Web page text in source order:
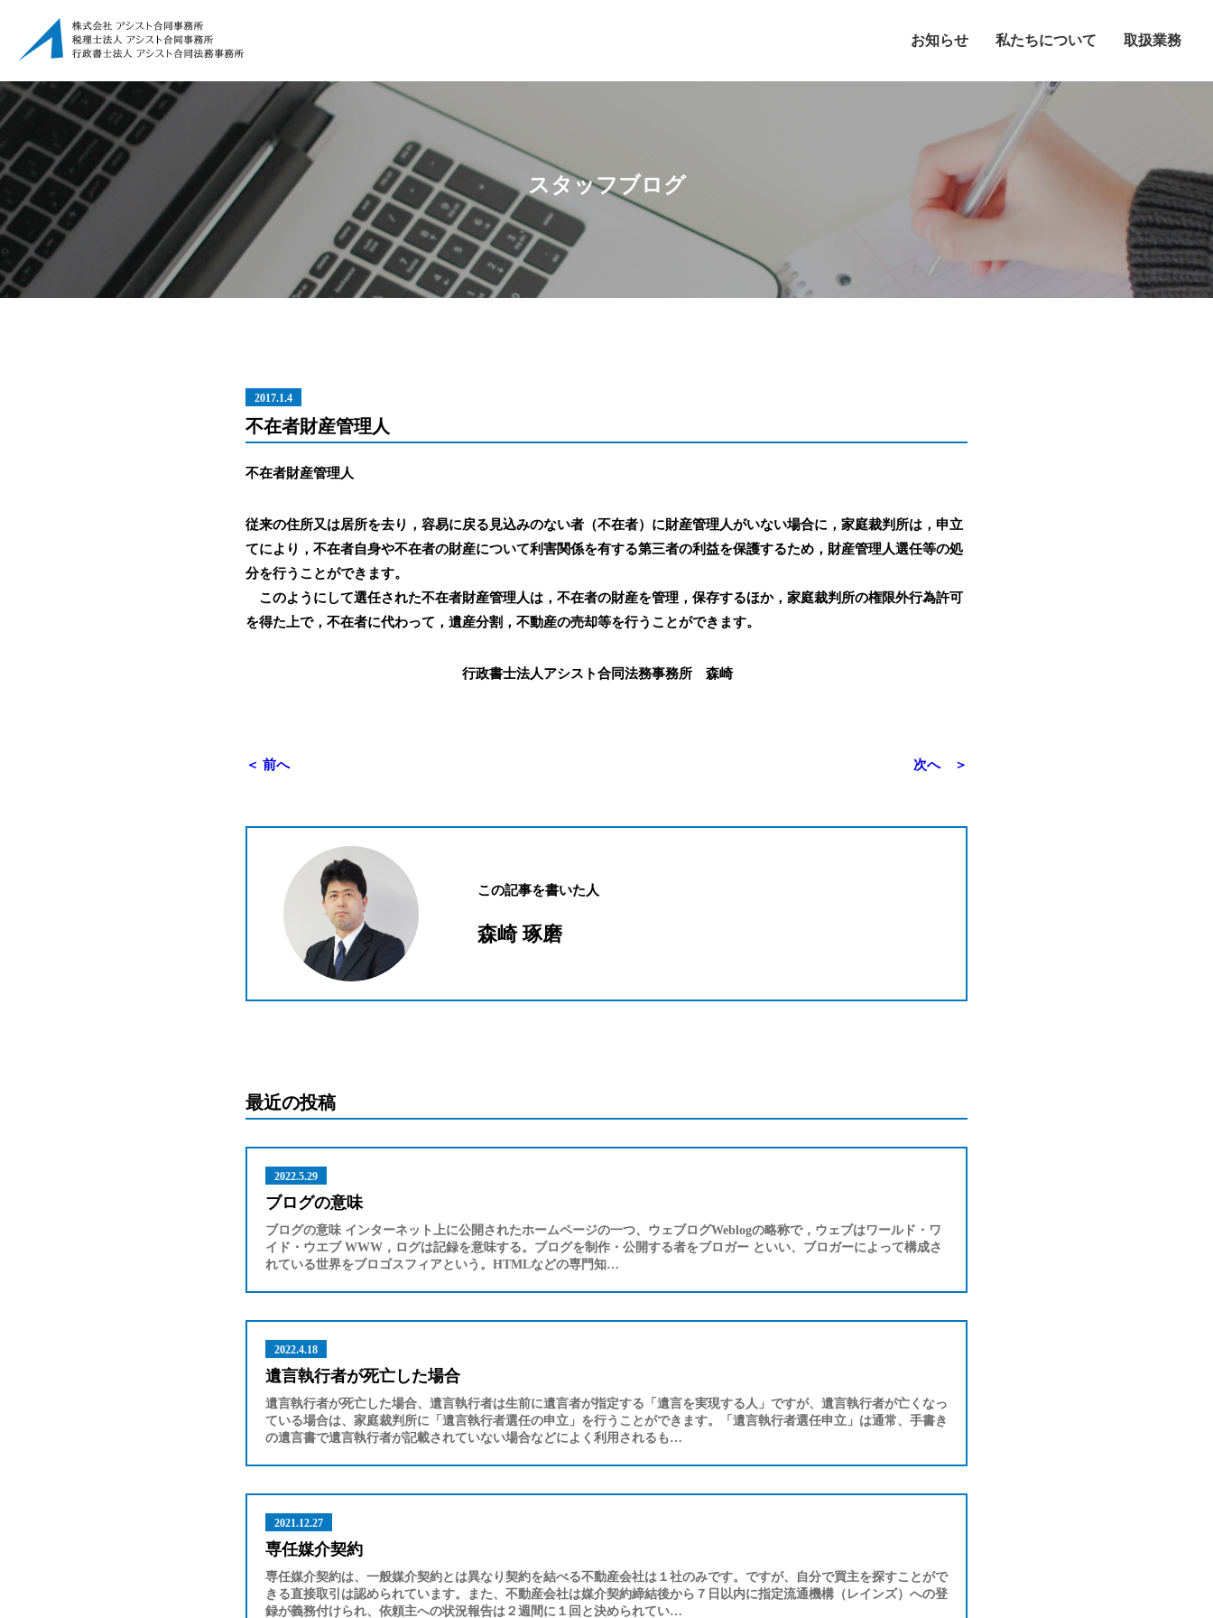
お知らせ 私たちについて 取扱業務
スタッフブログ
2017.1.4
不在者財産管理人
不在者財産管理人
従来の住所又は居所を去り，容易に戻る見込みのない者（不在者）に財産管理人がいない場合に，家庭裁判所は，申立
てにより，不在者自身や不在者の財産について利害関係を有する第三者の利益を保護するため，財産管理人選任等の処
分を行うことができます。
このようにして選任された不在者財産管理人は，不在者の財産を管理，保存するほか，家庭裁判所の権限外行為許可
を得た上で，不在者に代わって，遺産分割，不動産の売却等を行うことができます。
行政書士法人アシスト合同法務事務所 森崎
＜ 前へ 次へ ＞
この記事を書いた人
森崎 琢磨
最近の投稿
2022.5.29
ブログの意味
ブログの意味 インターネット上に公開されたホームページの一つ、ウェブログWeblogの略称で，ウェブはワールド・ワ
イド・ウエブ WWW，ログは記録を意味する。ブログを制作・公開する者をブロガー といい、ブロガーによって構成さ
れている世界をブロゴスフィアという。HTMLなどの専門知…
2022.4.18
遺言執行者が死亡した場合
遺言執行者が死亡した場合、遺言執行者は生前に遺言者が指定する「遺言を実現する人」ですが、遺言執行者が亡くなっ
ている場合は、家庭裁判所に「遺言執行者選任の申立」を行うことができます。「遺言執行者選任申立」は通常、手書き
の遺言書で遺言執行者が記載されていない場合などによく利用されるも…
2021.12.27
専任媒介契約
専任媒介契約は、一般媒介契約とは異なり契約を結べる不動産会社は１社のみです。ですが、自分で買主を探すことがで
きる直接取引は認められています。また、不動産会社は媒介契約締結後から７日以内に指定流通機構（レインズ）への登
録が義務付けられ、依頼主への状況報告は２週間に１回と決められてい…